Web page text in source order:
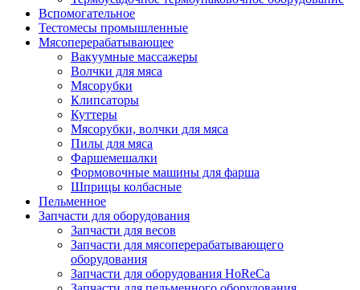
Вспомогательное
Тестомесы промышленные
Мясоперерабатывающее
Вакуумные массажеры
Волчки для мяса
Мясорубки
Клипсаторы
Куттеры
Мясорубки, волчки для мяса
Пилы для мяса
Фаршемешалки
Формовочные машины для фарша
Шприцы колбасные
Пельменное
Запчасти для оборудования
Запчасти для весов
Запчасти для мясоперерабатывающего
оборудования
Запчасти для оборудования HoReCa